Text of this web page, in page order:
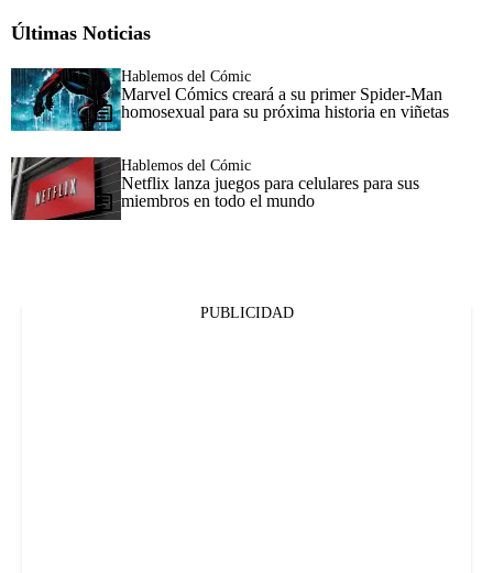
Últimas Noticias
Hablemos del Cómic
Marvel Cómics creará a su primer Spider-Man
homosexual para su próxima historia en viñetas
Hablemos del Cómic
Netflix lanza juegos para celulares para sus
miembros en todo el mundo
PUBLICIDAD